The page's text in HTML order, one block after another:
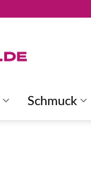
Schmuck